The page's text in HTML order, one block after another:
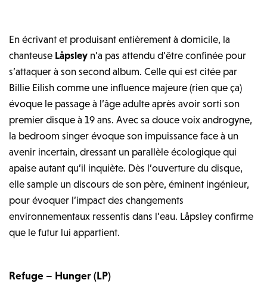
En écrivant et produisant entièrement à domicile, la
chanteuse Låpsley n’a pas attendu d’être confinée pour
s’attaquer à son second album. Celle qui est citée par
Billie Eilish comme une influence majeure (rien que ça)
évoque le passage à l’âge adulte après avoir sorti son
premier disque à 19 ans. Avec sa douce voix androgyne,
la bedroom singer évoque son impuissance face à un
avenir incertain, dressant un parallèle écologique qui
apaise autant qu’il inquiète. Dès l’ouverture du disque,
elle sample un discours de son père, éminent ingénieur,
pour évoquer l’impact des changements
environnementaux ressentis dans l’eau. Låpsley confirme
que le futur lui appartient.
Refuge – Hunger (LP)